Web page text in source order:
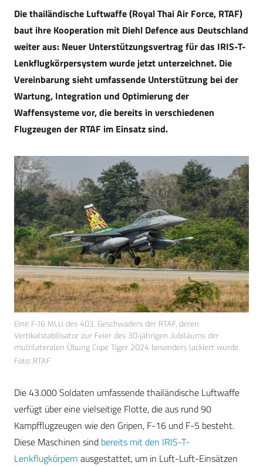
Die thailändische Luftwaffe (Royal Thai Air Force, RTAF)
baut ihre Kooperation mit Diehl Defence aus Deutschland
weiter aus: Neuer Unterstützungsvertrag für das IRIS-T-
Lenkflugkörpersystem wurde jetzt unterzeichnet. Die
Vereinbarung sieht umfassende Unterstützung bei der
Wartung, Integration und Optimierung der
Waffensysteme vor, die bereits in verschiedenen
Flugzeugen der RTAF im Einsatz sind.
Eine F-16 MLU des 403. Geschwaders der RTAF, deren
Vertikalstabilisator zur Feier des 30-jährigen Jubiläums der
multilateralen Übung Cope Tiger 2024 besonders lackiert wurde.
Foto: RTAF
Die 43.000 Soldaten umfassende thailändische Luftwaffe
verfügt über eine vielseitige Flotte, die aus rund 90
Kampfflugzeugen wie den Gripen, F-16 und F-5 besteht.
Diese Maschinen sind bereits mit den IRIS-T-
Lenkflugkörpern ausgestattet, um in Luft-Luft-Einsätzen